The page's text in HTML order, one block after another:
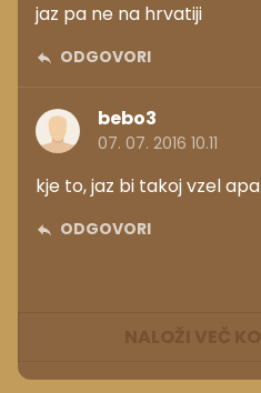
jaz pa ne na hrvatiji
ODGOVORI
bebo3
07. 07. 2016 10.11
kje to, jaz bi takoj vzel
ODGOVORI